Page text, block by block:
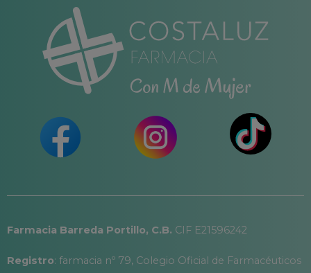
Farmacia Barreda Portillo, C.B. CIF E21596242
Registro: farmacia nº 79, Colegio Oficial de Farmacéuticos